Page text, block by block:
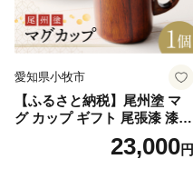
愛知県小牧市
【ふるさと納税】尾州塗 マ
グ カップ ギフト 尾張漆 漆
漆器 漆器工芸 工芸品 芸術性
実用性 抗菌性 美味しく安全
23,000円